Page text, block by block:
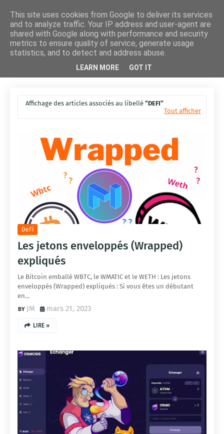
Affichage des articles associés au libellé DEFI
Tout afficher
DeFi
Les jetons enveloppés (Wrapped)
expliqués
Le Bitcoin emballé WBTC, le WMATIC et le WETH : Les jetons
enveloppés (Wrapped) expliqués : Si vous êtes un débutant
en…
JM mars 21, 2023
LIRE »
This site uses cookies from Google to deliver its services
and to analyze traffic. Your IP address and user-agent are
shared with Google along with performance and security
metrics to ensure quality of service, generate usage
statistics, and to detect and address abuse.
LEARN MORE GOT IT